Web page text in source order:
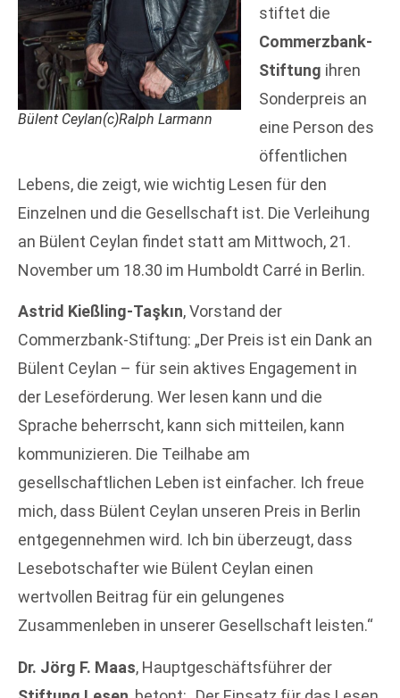
Bülent Ceylan(c)Ralph Larmann
stiftet die
Commerzbank-
Stiftung ihren
Sonderpreis an
eine Person des
öffentlichen
Lebens, die zeigt, wie wichtig Lesen für den
Einzelnen und die Gesellschaft ist. Die Verleihung
an Bülent Ceylan findet statt am Mittwoch, 21.
November um 18.30 im Humboldt Carré in Berlin.
Astrid Kießling-Taşkın, Vorstand der
Commerzbank-Stiftung: „Der Preis ist ein Dank an
Bülent Ceylan – für sein aktives Engagement in
der Leseförderung. Wer lesen kann und die
Sprache beherrscht, kann sich mitteilen, kann
kommunizieren. Die Teilhabe am
gesellschaftlichen Leben ist einfacher. Ich freue
mich, dass Bülent Ceylan unseren Preis in Berlin
entgegennehmen wird. Ich bin überzeugt, dass
Lesebotschafter wie Bülent Ceylan einen
wertvollen Beitrag für ein gelungenes
Zusammenleben in unserer Gesellschaft leisten.“
Dr. Jörg F. Maas, Hauptgeschäftsführer der